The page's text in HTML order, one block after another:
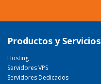
Productos y Servicios
Hosting
Servidores VPS
Servidores Dedicados